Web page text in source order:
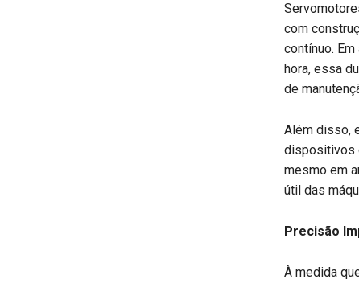
com
contínuo.
hora, essa
de
Além disso,
dispositivos
mesmo em
útil das
Precisão
À medida